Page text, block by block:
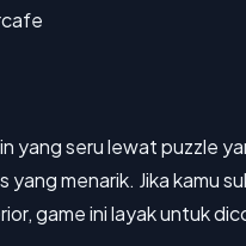
yang seru lewat puzzle
menarik. Jika kamu
game ini layak untuk